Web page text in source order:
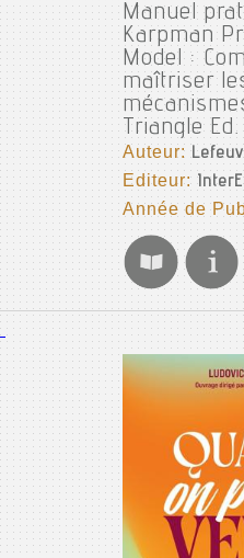
Manuel
Karpman
Model :
maîtriser
Triangle Ed.
Auteur:
Editeur:
Année de